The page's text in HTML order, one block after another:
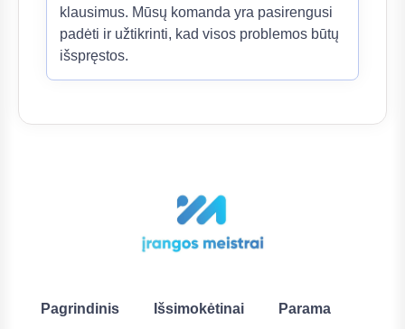
klausimus. Mūsų komanda yra pasirengusi
padėti ir užtikrinti, kad visos problemos būtų
išspręstos.
Pagrindinis Išsimokėtinai Parama